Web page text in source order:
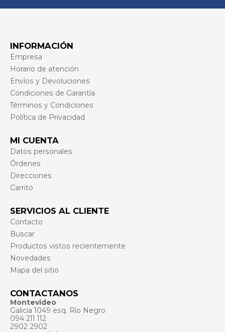
INFORMACIÓN
Empresa
Horario de atención
Envíos y Devoluciones
Condiciones de Garantía
Términos y Condiciones
Política de Privacidad
MI CUENTA
Datos personales
Órdenes
Direcciones
Carrito
SERVICIOS AL CLIENTE
Contacto
Buscar
Productos vistos recientemente
Novedades
Mapa del sitio
CONTACTANOS
Montevideo
Galicia 1049 esq. Río Negro
094 211 112
2902 2902